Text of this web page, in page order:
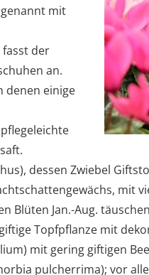
mit
fasst der
an.
denen einige
dessen Zwiebel
mit
Blüten Jan.-Aug.
Topfpflanze mit
mit gering giftigen
pulcherrima); vor